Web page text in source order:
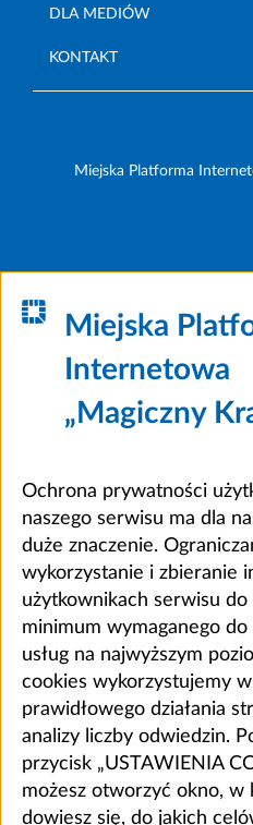
DLA MEDIÓW
KONTAKT
Miejska Platforma
Miejska
Internetowa
„Magiczny
Ochrona prywatności
naszego serwisu ma dla
duże znaczenie.
wykorzystanie i zbieranie
użytkownikach serwisu do
minimum wymaganego do
usług na najwyższym
cookies wykorzystujemy
prawidłowego działania
analizy liczby odwiedzin.
przycisk „USTAWIENIA
możesz otworzyć okno, w
dowiesz się, do jakich